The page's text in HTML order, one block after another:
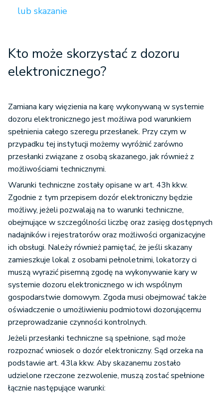
lub skazanie
Kto może skorzystać z dozoru
elektronicznego?
Zamiana kary więzienia na karę wykonywaną w systemie
dozoru elektronicznego jest możliwa pod warunkiem
spełnienia całego szeregu przesłanek. Przy czym w
przypadku tej instytucji możemy wyróżnić zarówno
przesłanki związane z osobą skazanego, jak również z
możliwościami technicznymi.
Warunki techniczne zostały opisane w art. 43h kkw.
Zgodnie z tym przepisem dozór elektroniczny będzie
możliwy, jeżeli pozwalają na to warunki techniczne,
obejmujące w szczególności liczbę oraz zasięg dostępnych
nadajników i rejestratorów oraz możliwości organizacyjne
ich obsługi. Należy również pamiętać, że jeśli skazany
zamieszkuje lokal z osobami pełnoletnimi, lokatorzy ci
muszą wyrazić pisemną zgodę na wykonywanie kary w
systemie dozoru elektronicznego w ich wspólnym
gospodarstwie domowym. Zgoda musi obejmować także
oświadczenie o umożliwieniu podmiotowi dozorującemu
przeprowadzanie czynności kontrolnych.
Jeżeli przesłanki techniczne są spełnione, sąd może
rozpoznać wniosek o dozór elektroniczny. Sąd orzeka na
podstawie art. 43la kkw. Aby skazanemu zostało
udzielone rzeczone zezwolenie, muszą zostać spełnione
łącznie następujące warunki: